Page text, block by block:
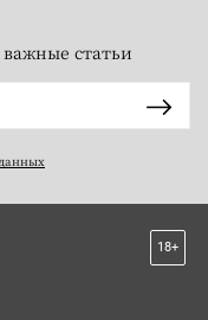
статьи
18+